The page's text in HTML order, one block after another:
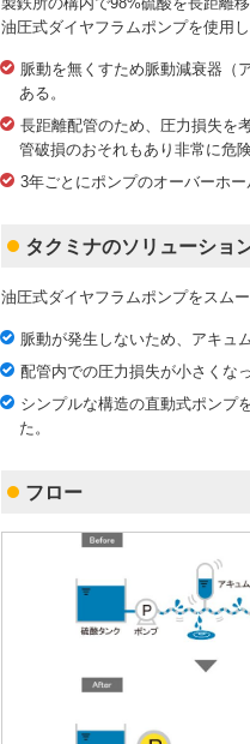
油圧式ダイヤフラムポンプを使用
脈動を無くすため脈動減衰器（
ある。
長距離配管のため、圧力損失を
管破損のおそれもあり非常に危
3年ごとにポンプのオーバーホ
タクミナのソリューショ
油圧式ダイヤフラムポンプをスム
脈動が発生しないため、アキュ
配管内での圧力損失が小さくな
シンプルな構造の直動式ポンプ
た。
フロー